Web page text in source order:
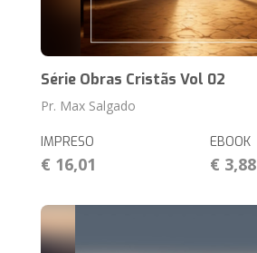
Série Obras Cristãs Vol 02
Pr. Max Salgado
IMPRESO
€ 16,01
EBOOK
€ 3,88